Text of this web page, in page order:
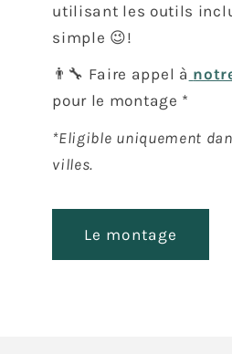
utilisant les outils
simple 😉!
👨‍🔧 Faire appel à
pour le montage *
*Eligible uniquement
villes.
Le montage